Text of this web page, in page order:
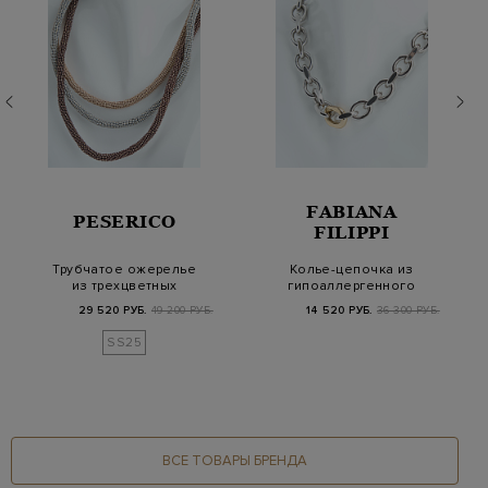
PESERICO
Трубчатое ожерелье
из трехцветных
цепочек Punto Luce
29 520 РУБ. 49 200 РУБ.
SS25
FABIANA
FILIPPI
Колье-цепочка из
гипоаллергенного
латунного сплава
14 520 РУБ. 36 300 РУБ.
ВСЕ ТОВАРЫ БРЕНДА